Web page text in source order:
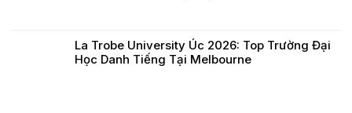
La Trobe University Úc 2026: Top Trường Đại
Học Danh Tiếng Tại Melbourne